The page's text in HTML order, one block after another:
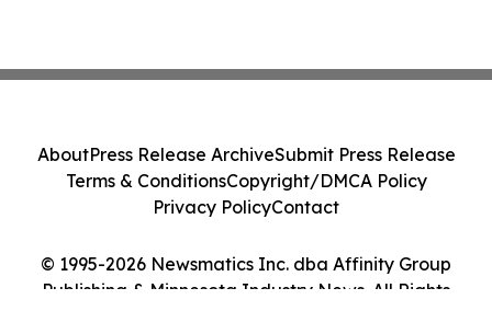
© 1995-2026 Newsmatics Inc. dba Affinity Group
Publishing & Minnesota Industry News. All Rights
AboutPress Release ArchiveSubmit Press Release
Terms & ConditionsCopyright/DMCA Policy
Privacy PolicyContact